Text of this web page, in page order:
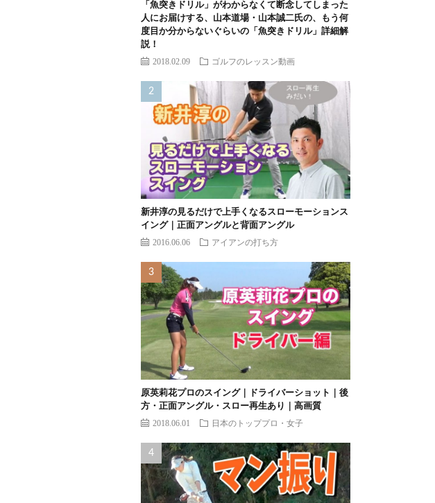
「魚突きドリル」がわからなくて断念してしまった
人にお届けする、山本道場・山本誠二氏の、もう何
度目か分からないぐらいの「魚突きドリル」詳細解
説！
2018.02.09 ゴルフのレッスン動画
新井淳の見るだけで上手くなるスローモーションス
イング｜正面アングルと背面アングル
2016.06.06 アイアンの打ち方
原英莉花プロのスイング｜ドライバーショット｜後
方・正面アングル・スロー再生あり｜高画質
2018.06.01 日本のトッププロ・女子